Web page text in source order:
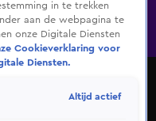
De Bondgenoten
in Terneuzen
in te trekken
aan de webpagina te
onze Digitale Diensten
Cookieverklaring voor
Diensten.
Altijd actief